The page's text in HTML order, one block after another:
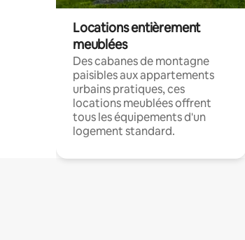
Locations entièrement
meublées
Des cabanes de montagne
paisibles aux appartements
urbains pratiques, ces
locations meublées offrent
tous les équipements d'un
logement standard.